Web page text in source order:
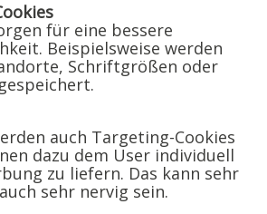
für eine bessere
Beispielsweise werden
Schriftgrößen oder
auch Targeting-Cookies
dazu dem User individuell
zu liefern. Das kann sehr
sehr nervig sein.